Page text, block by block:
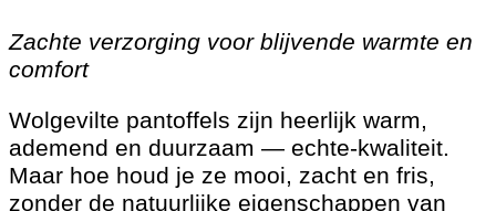
Zachte verzorging voor blijvende warmte en
comfort
Wolgevilte pantoffels zijn heerlijk warm,
ademend en duurzaam — echte-kwaliteit.
Maar hoe houd je ze mooi, zacht en fris,
zonder de natuurlijke eigenschappen van